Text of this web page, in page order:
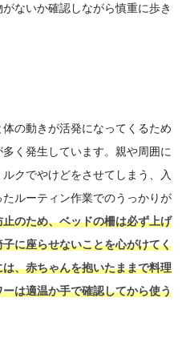
ないか確認しながら慎重に歩き
の動きが活発になってくるため
く発生しています。親や周囲に
クでやけどをさせてしまう、入
ルーティン作業でのうっかりが
止のため、ベッドの柵は必ず上げ
に座らせないことを心がけてく
、赤ちゃんを抱いたままで料理
は適温か手で確認してから使う